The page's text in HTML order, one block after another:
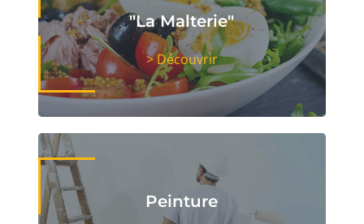
"La Malterie"
> Découvrir
Peinture